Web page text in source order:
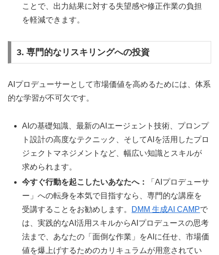
ことで、出力結果に対する失望感や修正作業の負担
を軽減できます。
3. 専門的なリスキリングへの投資
AIプロデューサーとして市場価値を高めるためには、体系
的な学習が不可欠です。
AIの基礎知識、最新のAIエージェント技術、プロンプ
ト設計の高度なテクニック、そしてAIを活用したプロ
ジェクトマネジメントなど、幅広い知識とスキルが
求められます。
今すぐ行動を起こしたいあなたへ：
「AIプロデューサ
ー」への転身を本気で目指すなら、専門的な講座を
受講することをお勧めします。
DMM 生成AI CAMPで
は、実践的なAI活用スキルからAIプロデュースの思考
法まで、あなたの「面倒な作業」をAIに任せ、市場価
値を爆上げするためのカリキュラムが用意されてい